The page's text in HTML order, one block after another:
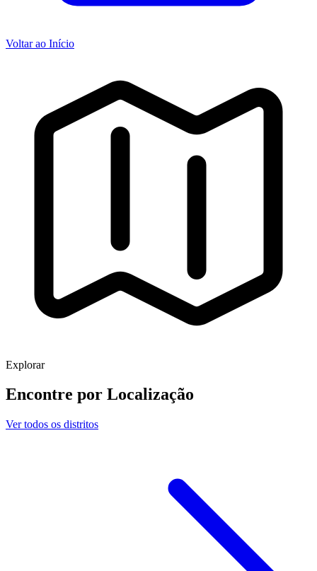
Voltar ao Início
Explorar
Encontre por Localização
Ver todos os distritos